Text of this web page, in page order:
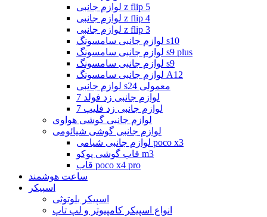
لوازم جانبی z flip 5
لوازم جانبی z flip 4
لوازم جانبی z flip 3
لوازم جانبی سامسونگ s10
لوازم جانبی سامسونگ s9 plus
لوازم جانبی سامسونگ s9
لوازم جانبی سامسونگ A12
لوازم جانبی s24 معمولی
لوازم جانبی زد فولد 7
لوازم جانبی زد فلیپ 7
لوازم جانبی گوشی هواوی
لوازم جانبی گوشی شیائومی
لوازم جانبی شیامی poco x3
قاب گوشی پوکو m3
قاب poco x4 pro
ساعت هوشمند
اسپیکر
اسپیکر بلوتوثی
انواع اسپیکر کامپیوتر و لپ تاپ